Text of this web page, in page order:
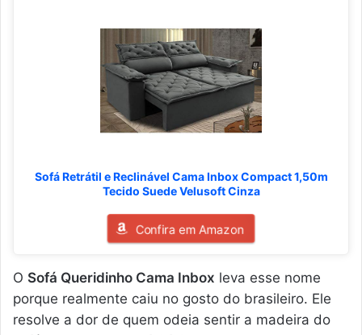
Sofá Retrátil e Reclinável Cama Inbox Compact 1,50m
Tecido Suede Velusoft Cinza
Confira em Amazon
O Sofá Queridinho Cama Inbox leva esse nome
porque realmente caiu no gosto do brasileiro. Ele
resolve a dor de quem odeia sentir a madeira do